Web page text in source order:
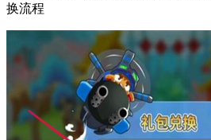
换流程